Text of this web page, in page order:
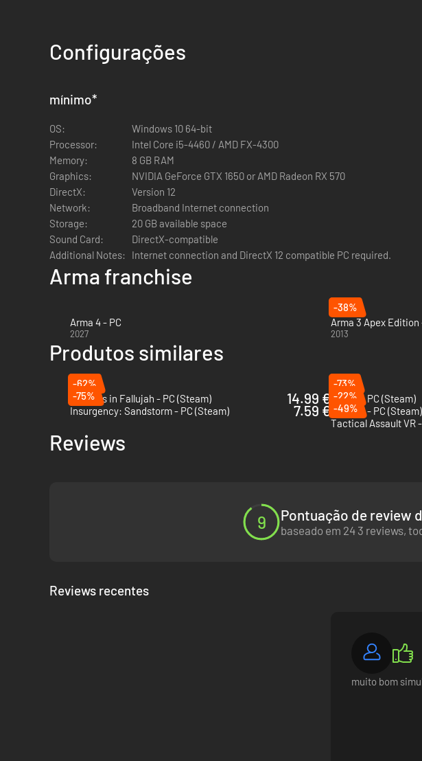
Desde a clássica presença da M16 ao imponente rugido de um BTR-70, cada
tiroteios realistas com uma balística detalhada, navega recorrendo apenas a um
Guerra Fria.
Configurações
mínimo*
OS:
Windows 10 64-bit
Processor:
Intel Core i5-4460 / AMD FX-4300
Memory:
8 GB RAM
Graphics:
NVIDIA GeForce GTX 1650 or AMD Radeon RX 570
DirectX:
Version 12
Network:
Broadband Internet connection
Storage:
20 GB available space
Sound Card:
DirectX-compatible
Additional Notes:
Internet connection and DirectX 12 compatible PC required.
Arma franchise
Arma 4 - PC
2027
-38%
Arma 3 Apex Edition
2013
Produtos similares
-62%
Six Days in Fallujah - PC (Steam)
14.99 €
-73%
Squad - PC (Steam)
-75%
Insurgency: Sandstorm - PC (Steam)
7.59 €
-22%
Foxhole - PC (Steam)
-49%
Tactical Assault VR
Reviews
9 Pontuação de review
baseado em 24 3 reviews,
Reviews recentes
muito bom